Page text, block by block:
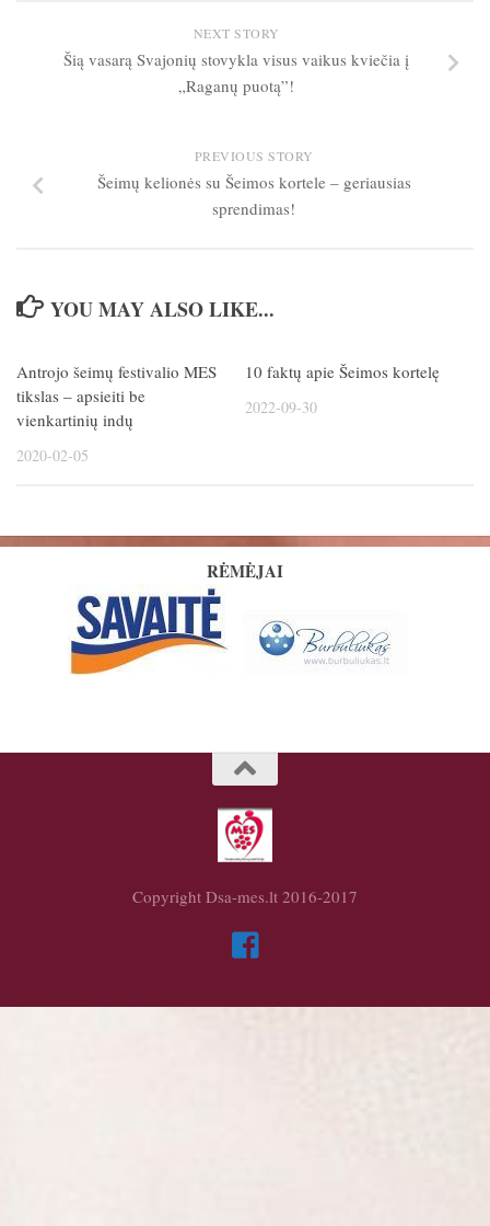
NEXT STORY
Šią vasarą Svajonių stovykla visus vaikus kviečia į
„Raganų puotą”!
PREVIOUS STORY
Šeimų kelionės su Šeimos kortele – geriausias
sprendimas!
YOU MAY ALSO LIKE...
Antrojo šeimų festivalio MES
tikslas – apsieiti be
vienkartinių indų
2020-02-05
10 faktų apie Šeimos kortelę
2022-09-30
RĖMĖJAI
Copyright Dsa-mes.lt 2016-2017